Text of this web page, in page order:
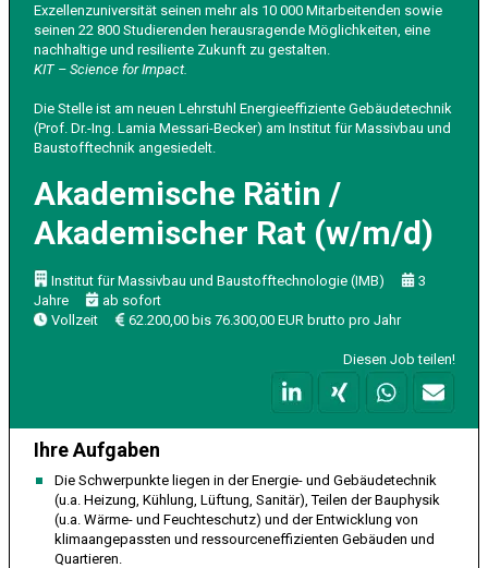
Exzellenzuniversität seinen mehr als 10 000 Mitarbeitenden sowie
seinen 22 800 Studierenden herausragende Möglichkeiten, eine
nachhaltige und resiliente Zukunft zu gestalten.
KIT – Science for Impact.
Die Stelle ist am neuen Lehrstuhl Energieeffiziente Gebäudetechnik
(Prof. Dr.-Ing. Lamia Messari-Becker) am Institut für Massivbau und
Baustofftechnik angesiedelt.
Akademische Rätin /
Akademischer Rat (w/m/d)
Institut für Massivbau und Baustofftechnologie (IMB)
3
Jahre
ab sofort
Vollzeit
62.200,00 bis 76.300,00 EUR brutto pro Jahr
Diesen Job teilen!
Ihre Aufgaben
Die Schwerpunkte liegen in der Energie- und Gebäudetechnik
(u.a. Heizung, Kühlung, Lüftung, Sanitär), Teilen der Bauphysik
(u.a. Wärme- und Feuchteschutz) und der Entwicklung von
klimaangepassten und ressourceneffizienten Gebäuden und
Quartieren.